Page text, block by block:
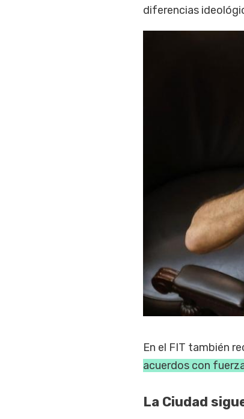
diferencias
En el FIT también
acuerdos con
La Ciudad